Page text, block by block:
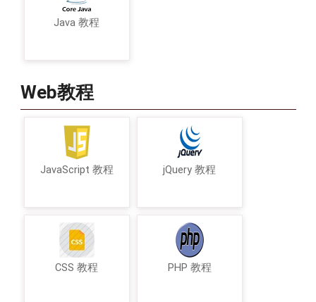
Java 教程
Web教程
JavaScript 教程 jQuery 教程
CSS 教程 PHP 教程